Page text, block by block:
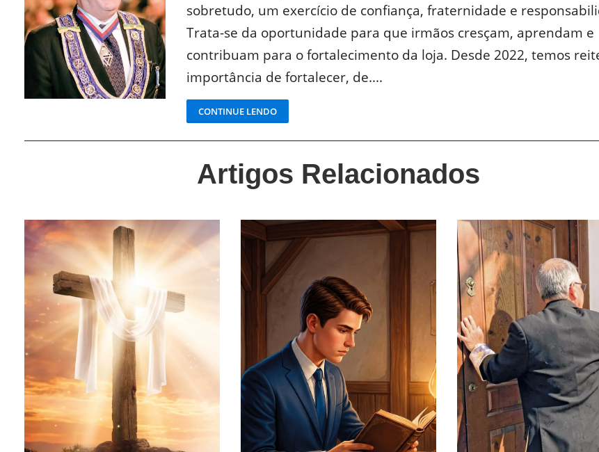
sobretudo, um exercício de confiança, fraternidade e
Trata-se da oportunidade para que irmãos cresçam, aprendam e
contribuam para o fortalecimento da loja. Desde 2022, temos
importância de fortalecer, de....
CONTINUE LENDO
Artigos Relacionados